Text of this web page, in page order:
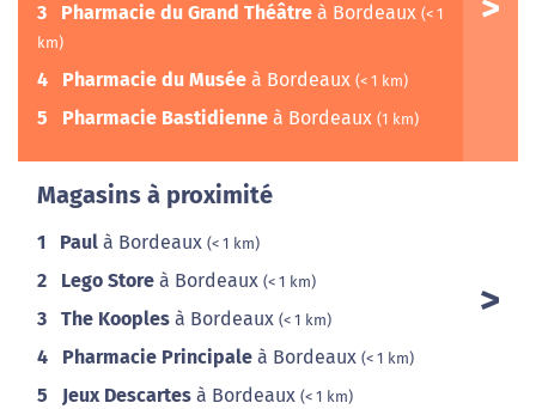
3 Pharmacie du Grand Théâtre à Bordeaux (< 1
km)
4 Pharmacie du Musée à Bordeaux (< 1 km)
5 Pharmacie Bastidienne à Bordeaux (1 km)
Magasins à proximité
1 Paul à Bordeaux (< 1 km)
2 Lego Store à Bordeaux (< 1 km)
3 The Kooples à Bordeaux (< 1 km)
4 Pharmacie Principale à Bordeaux (< 1 km)
5 Jeux Descartes à Bordeaux (< 1 km)